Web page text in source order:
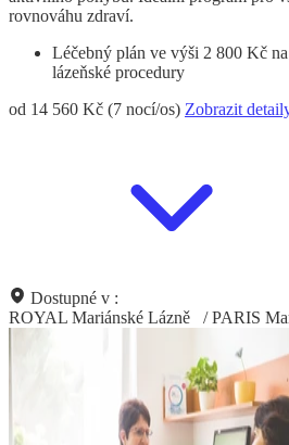
rovnováhu zdraví.
Léčebný plán ve výši 2 800 Kč
lázeňské procedury
od 14 560 Kč (7 nocí/os) Zobrazit
Dostupné v :
ROYAL Mariánské Lázně
/ PARIS